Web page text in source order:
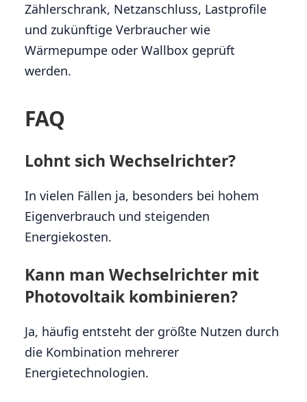
Zählerschrank, Netzanschluss, Lastprofile
und zukünftige Verbraucher wie
Wärmepumpe oder Wallbox geprüft
werden.
FAQ
Lohnt sich Wechselrichter?
In vielen Fällen ja, besonders bei hohem
Eigenverbrauch und steigenden
Energiekosten.
Kann man Wechselrichter mit
Photovoltaik kombinieren?
Ja, häufig entsteht der größte Nutzen durch
die Kombination mehrerer
Energietechnologien.